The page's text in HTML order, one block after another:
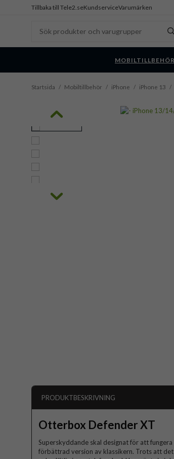
Tillbaka till Tele2.seKundserviceVarumärken
MOBILTILLBEHÖR
Startsida / Mobiltillbehör / iPhone / iPhone 13 /
PRODUKTBESKRIVNING
Otterbox Defender XT
Superskyddande skal designat för att
förbättrad version av klassikern. Trots att